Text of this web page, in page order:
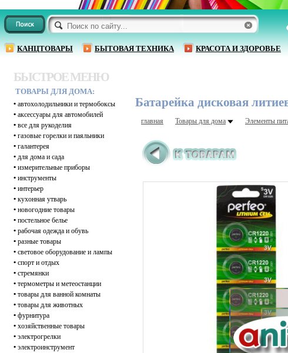
КАНЦТОВАРЫ БЫТОВАЯ ТЕХНИКА КРАСОТА И ЗДОРОВЬЕ
БЫСТРОЕ МЕНЮ
ТОВАРЫ ДЛЯ ДОМА:
• автохолодильники и термобоксы
• аксессуары для автомобилей
• все для рукоделия
• газовые горелки и паяльники
• галантерея
• для дома и сада
• измерительные приборы
• инструменты
• интерьер
• кухонная утварь
• новогодние товары
• постельное белье
• рабочая одежда и обувь
• разные товары
• световое оборудование и лампы
• спорт и отдых
• стремянки
• термометры и метеостанции
• товары для ванной комнаты
• товары для животных
• фурнитура
• хозяйственные товары
• электрогрелки
• электроинструмент
Батарейка дисковая
главная Товары для дома Элементы